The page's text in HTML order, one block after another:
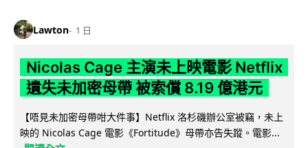
Lawton 1 日
Nicolas Cage 主演未上映電影 Netflix
遺失未加密母帶 被索償 8.19 億港元
【唔見未加密母帶咁大件事】Netflix 洛杉磯辦公室被竊，未上
映的 Nicolas Cage 電影《Fortitude》母帶亦告失蹤。電影...